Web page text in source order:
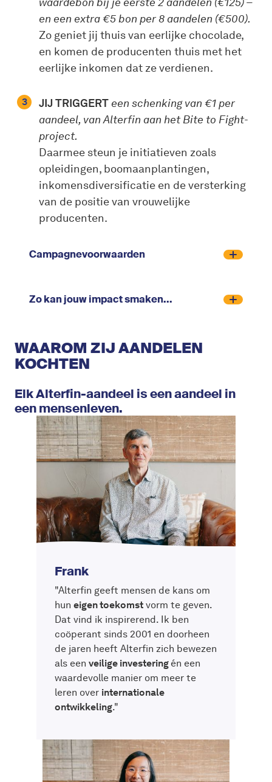
en een extra €5 bon per 8 aandelen (€500).
Zo geniet jij thuis van eerlijke chocolade,
en komen de producenten thuis met het
eerlijke inkomen dat ze verdienen.
JIJ TRIGGERT een schenking van €1 per
aandeel, van Alterfin aan het Bite to Fight-
project.
Daarmee steun je initiatieven zoals
opleidingen, boomaanplantingen,
inkomensdiversificatie en de versterking
van de positie van vrouwelijke
producenten.
Campagnevoorwaarden
Zo kan jouw impact smaken...
WAAROM ZIJ AANDELEN
KOCHTEN
Elk Alterfin-aandeel is een aandeel in
een mensenleven.
Frank
"Alterfin geeft mensen de kans om
hun eigen toekomst vorm te geven.
Dat vind ik inspirerend. Ik ben
coöperant sinds 2001 en doorheen
de jaren heeft Alterfin zich bewezen
als een veilige investering én een
waardevolle manier om meer te
leren over internationale
ontwikkeling."